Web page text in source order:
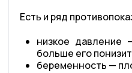
Есть и ряд
низкое давление
больше его
беременность —